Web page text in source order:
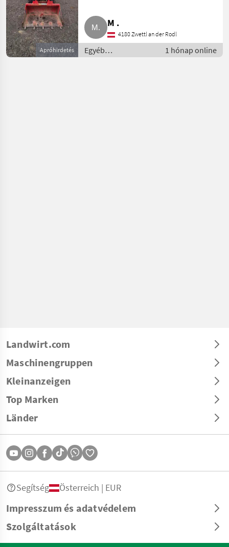
Apróhirdetés
M .
4180 Zwettl an der Rodl
Egyéb
mezőgazdasági
1 hónap online
Landwirt.com
Maschinengruppen
Kleinanzeigen
Top Marken
Länder
Impresszum és adatvédelem
Szolgáltatások
Segítség Österreich | EUR